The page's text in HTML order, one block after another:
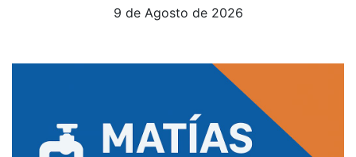
9 de Agosto de 2026